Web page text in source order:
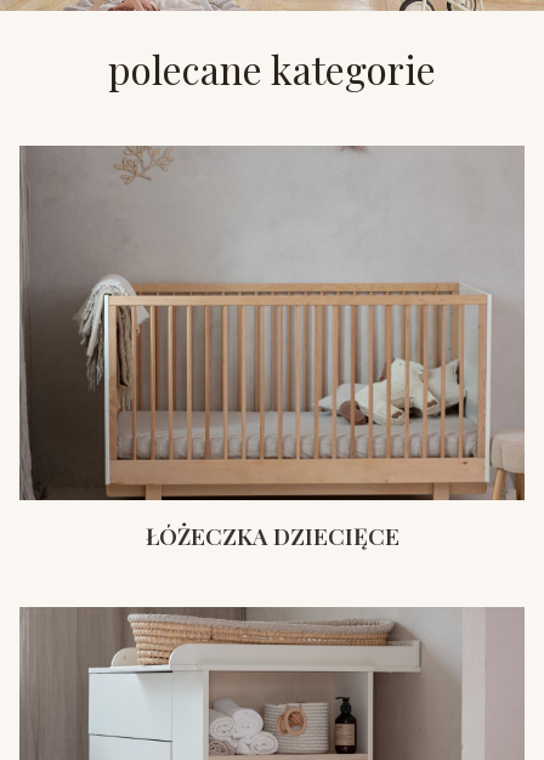
polecane kategorie
ŁÓŻECZKA DZIECIĘCE